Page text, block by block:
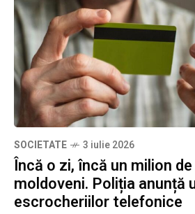
SOCIETATE 3 iulie 2026
Încă o zi, încă un milion
moldoveni. Poliția anunță
escrocheriilor telefonice